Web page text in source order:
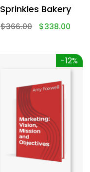
Sprinkles Bakery
$366.00 $338.00
-12%